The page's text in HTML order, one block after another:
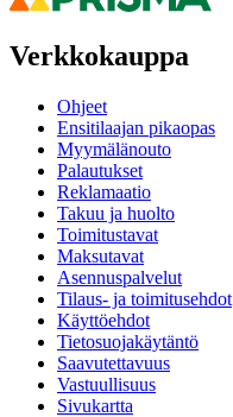
Verkkokauppa
Ohjeet
Ensitilaajan pikaopas
Myymälänouto
Palautukset
Reklamaatio
Takuu ja huolto
Toimitustavat
Maksutavat
Asennuspalvelut
Tilaus- ja toimitusehdot
Käyttöehdot
Tietosuojakäytäntö
Saavutettavuus
Vastuullisuus
Sivukartta